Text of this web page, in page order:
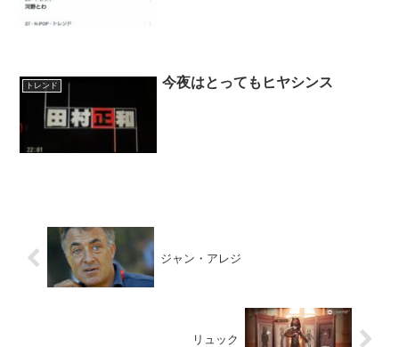
トレンド 今夜はとってもヒヤシンス
ジャン・アレジ
リュック